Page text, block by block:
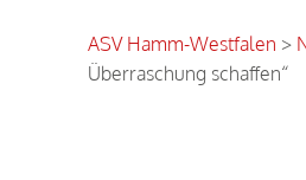
ASV Hamm-Westfalen >
Überraschung schaffen“